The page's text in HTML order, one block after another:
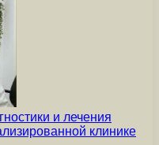
и лечения
клинике